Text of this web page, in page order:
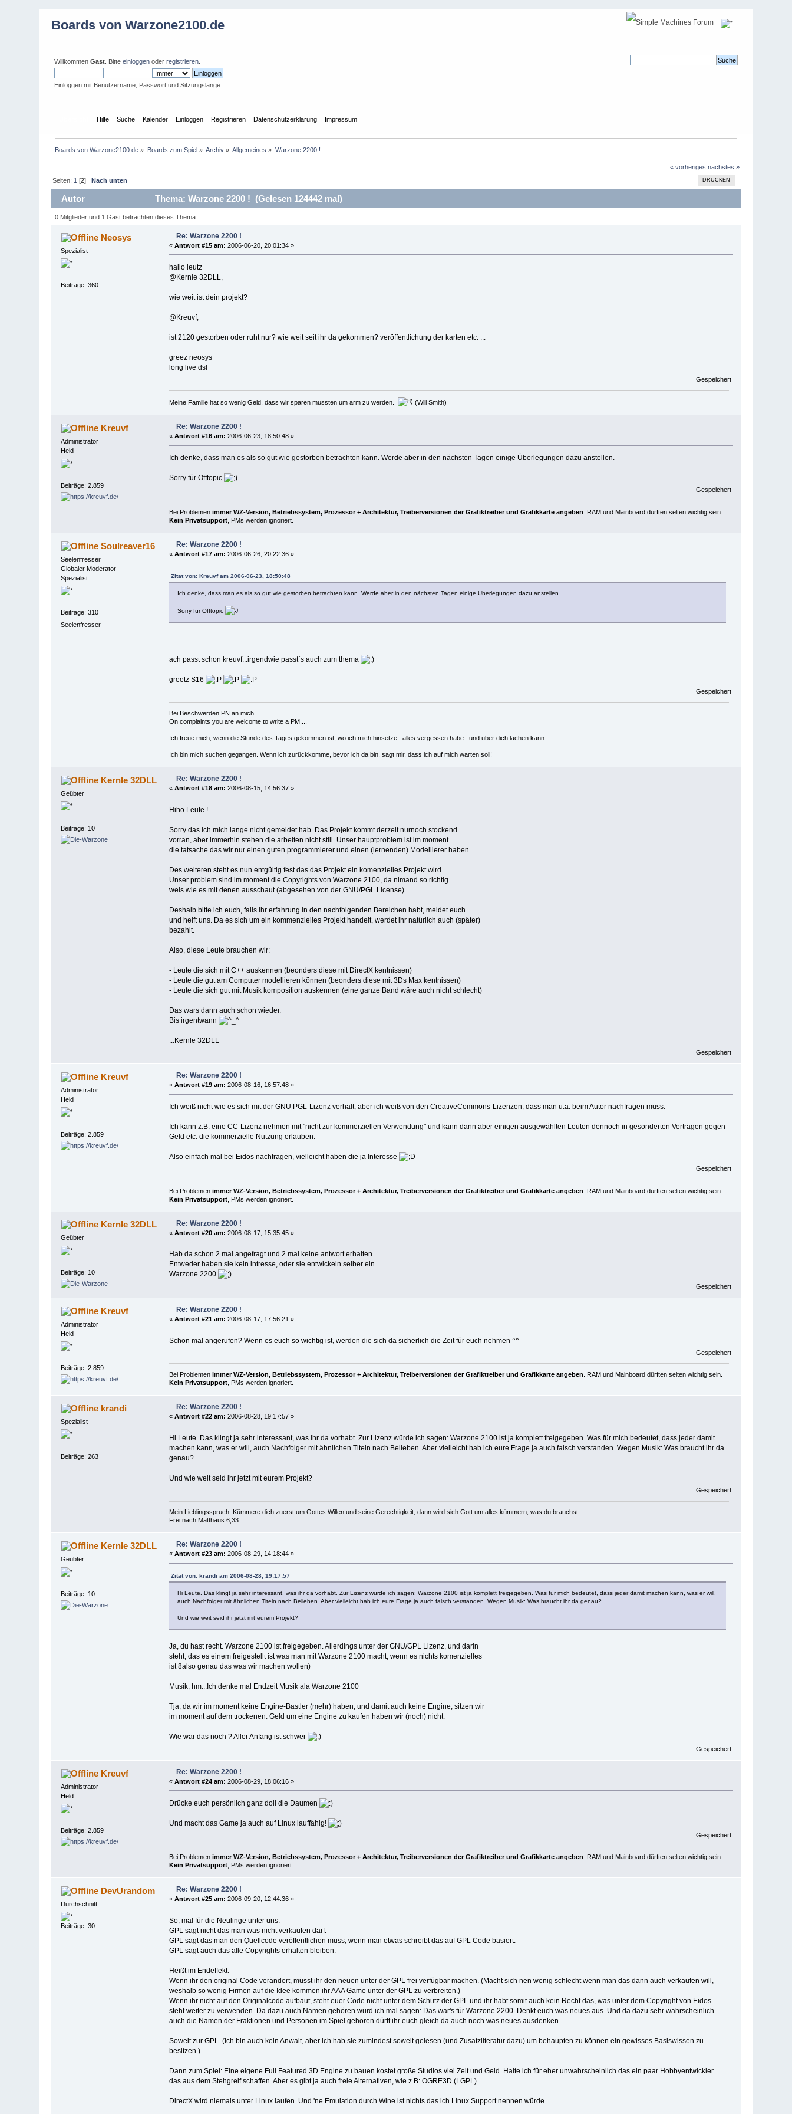
Boards von Warzone2100.de
WillkommenGast . Bitteeinloggen oderregistrieren
Einloggen mit Benutzername, Passwort und Sitzungslänge
Hilfe Suche Kalender Einloggen Registrieren Datenschutzerklärung Impressum
Boards von Warzone2100.de » Boards zum Spiel» Archiv » Allgemeines » Warzone 2200 !
« vorheriges nächstes »
DRUCKEN
Seiten: 1 [2]Nach unten
Autor Thema: Warzone 2200 ! (Gelesen 124442 mal)
0 Mitglieder und 1 Gast betrachten dieses Thema.
Neosys
Spezialist
Beiträge: 360
Re: Warzone 2200 !
« Antwort #15 am: 2006-06-20, 20:01:34 »
hallo leutz
@Kernle 32DLL,
wie weit ist dein projekt?
@Kreuvf,
ist 2120 gestorben oder ruht nur? wie weit seit ihr da gekommen? veröffentlichung der karten etc. ...
greez neosys
long live dsl
Gespeichert
Meine Familie hat so wenig Geld, dass wir sparen mussten um arm zu werden. (Will Smith)
Kreuvf
Administrator
Held
Beiträge: 2.859
Re: Warzone 2200 !
« Antwort #16 am: 2006-06-23, 18:50:48 »
Ich denke, dass man es als so gut wie gestorben betrachten kann. Werde aber in den nächsten Tagen einige Überlegungen dazu anstellen.
Sorry für Offtopic
Gespeichert
Bei Problemen immer WZ-Version, Betriebssystem, Prozessor + Architektur, Treiberversionen der Grafiktreiber und Grafikkarte angeben . RAM und Mainboard dürften selten wichtig sein.
Kein Privatsupport, PMs werden ignoriert.
Soulreaver16
Seelenfresser
Globaler Moderator
Spezialist
Beiträge: 310
Seelenfresser
Re: Warzone 2200 !
« Antwort #17 am: 2006-06-26, 20:22:36 »
Zitat von: Kreuvf am 2006-06-23, 18:50:48
Ich denke, dass man es als so gut wie gestorben betrachten kann. Werde aber in den nächsten Tagen einige Überlegungen dazu anstellen.
Sorry für Offtopic
ach passt schon kreuvf...irgendwie passt`s auch zum thema
greetz S16
Gespeichert
Bei Beschwerden PN an mich...
On complaints you are welcome to write a PM....
Ich freue mich, wenn die Stunde des Tages gekommen ist, wo ich mich hinsetze.. alles vergessen habe.. und über dich lachen kann.
Ich bin mich suchen gegangen. Wenn ich zurückkomme, bevor ich da bin, sagt mir, dass ich auf mich warten soll!
Kernle 32DLL
Geübter
Beiträge: 10
Re: Warzone 2200 !
« Antwort #18 am: 2006-08-15, 14:56:37 »
Hiho Leute !
Sorry das ich mich lange nicht gemeldet hab. Das Projekt kommt derzeit nurnoch stockend
vorran, aber immerhin stehen die arbeiten nicht still. Unser hauptproblem ist im moment
die tatsache das wir nur einen guten programmierer und einen (lernenden) Modellierer haben.
Des weiteren steht es nun entgültig fest das das Projekt ein komenzielles Projekt wird.
Unser problem sind im moment die Copyrights von Warzone 2100, da nimand so richtig
weis wie es mit denen ausschaut (abgesehen von der GNU/PGL License).
Deshalb bitte ich euch, falls ihr erfahrung in den nachfolgenden Bereichen habt, meldet euch
und helft uns. Da es sich um ein kommenzielles Projekt handelt, werdet ihr natürlich auch (später)
bezahlt.
Also, diese Leute brauchen wir:
- Leute die sich mit C++ auskennen (beonders diese mit DirectX kentnissen)
- Leute die gut am Computer modellieren können (beonders diese mit 3Ds Max kentnissen)
- Leute die sich gut mit Musik komposition auskennen (eine ganze Band wäre auch nicht schlecht)
Das wars dann auch schon wieder.
Bis irgentwann
...Kernle 32DLL
Gespeichert
Kreuvf
Administrator
Held
Beiträge: 2.859
Re: Warzone 2200 !
« Antwort #19 am: 2006-08-16, 16:57:48 »
Ich weiß nicht wie es sich mit der GNU PGL-Lizenz verhält, aber ich weiß von den CreativeCommons-Lizenzen, dass man u.a. beim Autor nachfragen muss.
Ich kann z.B. eine CC-Lizenz nehmen mit "nicht zur kommerziellen Verwendung" und kann dann aber einigen ausgewählten Leuten dennoch in gesonderten Verträgen gegen
Geld etc. die kommerzielle Nutzung erlauben.
Also einfach mal bei Eidos nachfragen, vielleicht haben die ja Interesse
Gespeichert
Bei Problemen immer WZ-Version, Betriebssystem, Prozessor + Architektur, Treiberversionen der Grafiktreiber und Grafikkarte angeben . RAM und Mainboard dürften selten wichtig sein.
Kein Privatsupport, PMs werden ignoriert.
Kernle 32DLL
Geübter
Beiträge: 10
Re: Warzone 2200 !
« Antwort #20 am: 2006-08-17, 15:35:45 »
Hab da schon 2 mal angefragt und 2 mal keine antwort erhalten.
Entweder haben sie kein intresse, oder sie entwickeln selber ein
Warzone 2200
Gespeichert
Kreuvf
Administrator
Held
Beiträge: 2.859
Re: Warzone 2200 !
« Antwort #21 am: 2006-08-17, 17:56:21 »
Schon mal angerufen? Wenn es euch so wichtig ist, werden die sich da sicherlich die Zeit für euch nehmen ^^
Gespeichert
Bei Problemen immer WZ-Version, Betriebssystem, Prozessor + Architektur, Treiberversionen der Grafiktreiber und Grafikkarte angeben . RAM und Mainboard dürften selten wichtig sein.
Kein Privatsupport, PMs werden ignoriert.
krandi
Spezialist
Beiträge: 263
Re: Warzone 2200 !
« Antwort #22 am: 2006-08-28, 19:17:57 »
Hi Leute. Das klingt ja sehr interessant, was ihr da vorhabt. Zur Lizenz würde ich sagen: Warzone 2100 ist ja komplett freigegeben. Was für mich bedeutet, dass jeder damit
machen kann, was er will, auch Nachfolger mit ähnlichen Titeln nach Belieben. Aber vielleicht hab ich eure Frage ja auch falsch verstanden. Wegen Musik: Was braucht ihr da
genau?
Und wie weit seid ihr jetzt mit eurem Projekt?
Gespeichert
Mein Lieblingsspruch: Kümmere dich zuerst um Gottes Willen und seine Gerechtigkeit, dann wird sich Gott um alles kümmern, was du brauchst.
Frei nach Matthäus 6,33.
Kernle 32DLL
Geübter
Beiträge: 10
Re: Warzone 2200 !
« Antwort #23 am: 2006-08-29, 14:18:44 »
Zitat von: krandi am 2006-08-28, 19:17:57
Hi Leute. Das klingt ja sehr interessant, was ihr da vorhabt. Zur Lizenz würde ich sagen: Warzone 2100 ist ja komplett freigegeben. Was für mich bedeutet, dass jeder damit machen kann, was er will,
auch Nachfolger mit ähnlichen Titeln nach Belieben. Aber vielleicht hab ich eure Frage ja auch falsch verstanden. Wegen Musik: Was braucht ihr da genau?
Und wie weit seid ihr jetzt mit eurem Projekt?
Ja, du hast recht. Warzone 2100 ist freigegeben. Allerdings unter der GNU/GPL Lizenz, und darin
steht, das es einem freigestellt ist was man mit Warzone 2100 macht, wenn es nichts komenzielles
ist 8also genau das was wir machen wollen)
Musik, hm...Ich denke mal Endzeit Musik ala Warzone 2100
Tja, da wir im moment keine Engine-Bastler (mehr) haben, und damit auch keine Engine, sitzen wir
im moment auf dem trockenen. Geld um eine Engine zu kaufen haben wir (noch) nicht.
Wie war das noch ? Aller Anfang ist schwer
Gespeichert
Kreuvf
Administrator
Held
Beiträge: 2.859
Re: Warzone 2200 !
« Antwort #24 am: 2006-08-29, 18:06:16 »
Drücke euch persönlich ganz doll die Daumen
Und macht das Game ja auch auf Linux lauffähig!
Gespeichert
Bei Problemen immer WZ-Version, Betriebssystem, Prozessor + Architektur, Treiberversionen der Grafiktreiber und Grafikkarte angeben . RAM und Mainboard dürften selten wichtig sein.
Kein Privatsupport, PMs werden ignoriert.
DevUrandom
Durchschnitt
Beiträge: 30
Re: Warzone 2200 !
« Antwort #25 am: 2006-09-20, 12:44:36 »
So, mal für die Neulinge unter uns:
GPL sagt nicht das man was nicht verkaufen darf.
GPL sagt das man den Quellcode veröffentlichen muss, wenn man etwas schreibt das auf GPL Code basiert.
GPL sagt auch das alle Copyrights erhalten bleiben.
Heißt im Endeffekt:
Wenn ihr den original Code verändert, müsst ihr den neuen unter der GPL frei verfügbar machen. (Macht sich nen wenig schlecht wenn man das dann auch verkaufen will,
weshalb so wenig Firmen auf die Idee kommen ihr AAA Game unter der GPL zu verbreiten.)
Wenn ihr nicht auf den Originalcode aufbaut, steht euer Code nicht unter dem Schutz der GPL und ihr habt somit auch kein Recht das, was unter dem Copyright von Eidos
steht weiter zu verwenden. Da dazu auch Namen gehören würd ich mal sagen: Das war's für Warzone 2200. Denkt euch was neues aus. Und da dazu sehr wahrscheinlich
auch die Namen der Fraktionen und Personen im Spiel gehören dürft ihr euch gleich da auch noch was neues ausdenken.
Soweit zur GPL. (Ich bin auch kein Anwalt, aber ich hab sie zumindest soweit gelesen (und Zusatzliteratur dazu) um behaupten zu können ein gewisses Basiswissen zu
besitzen.)
Dann zum Spiel: Eine eigene Full Featured 3D Engine zu bauen kostet große Studios viel Zeit und Geld. Halte ich für eher unwahrscheinlich das ein paar Hobbyentwickler
das aus dem Stehgreif schaffen. Aber es gibt ja auch freie Alternativen, wie z.B: OGRE3D (LGPL).
DirectX wird niemals unter Linux laufen. Und 'ne Emulation durch Wine ist nichts das ich Linux Support nennen würde.